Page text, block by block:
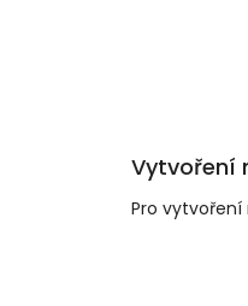
Vytvoření
Pro vytvoření